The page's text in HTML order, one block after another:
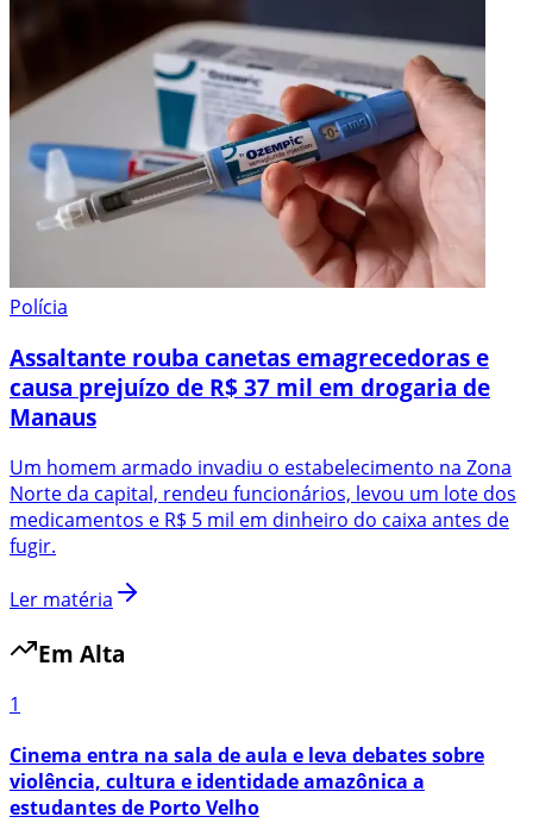
Polícia
Assaltante rouba canetas emagrecedoras e
causa prejuízo de R$ 37 mil em drogaria de
Manaus
Um homem armado invadiu o estabelecimento na Zona
Norte da capital, rendeu funcionários, levou um lote dos
medicamentos e R$ 5 mil em dinheiro do caixa antes de
fugir.
Ler matéria
Em Alta
1
Cinema entra na sala de aula e leva debates sobre
violência, cultura e identidade amazônica a
estudantes de Porto Velho